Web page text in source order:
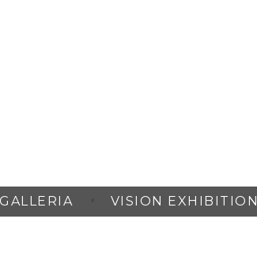
GALLERIA VISION EXHIBITION